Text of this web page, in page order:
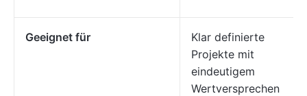
Geeignet für
Klar definierte
Projekte mit
eindeutigem
Wertversprechen